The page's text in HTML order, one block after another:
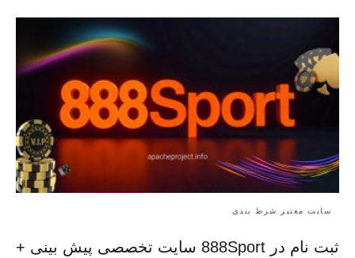
سایت معتبر شرط بندی
ثبت نام در 888Sport سایت تخصصی پیش بینی +